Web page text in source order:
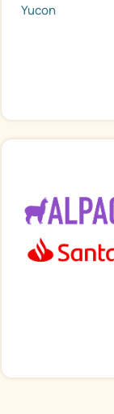
Yucon